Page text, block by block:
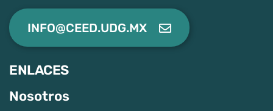
INFO@CEED.UDG.MX
ENLACES
Nosotros